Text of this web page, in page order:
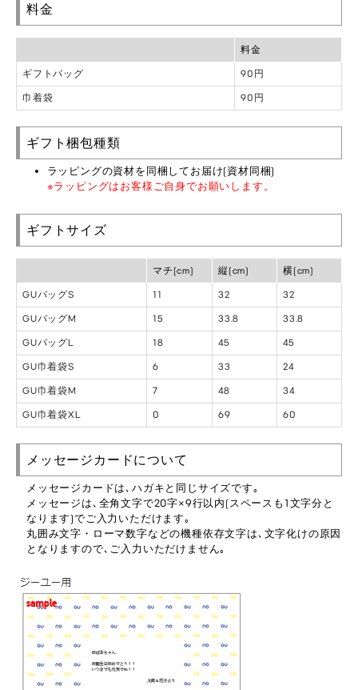
料金
料金
ギフトバッグ 90円
巾着袋 90円
ギフト梱包種類
ラッピングの資材を同梱してお届け(資材同梱)
※ラッピングはお客様ご自身でお願いします。
ギフトサイズ
マチ(cm) 縦(cm) 横(cm)
GUバッグS 11 32 32
GUバッグM 15 33.8 33.8
GUバッグL 18 45 45
GU巾着袋S 6 33 24
GU巾着袋M 7 48 34
GU巾着袋XL 0 69 60
メッセージカードについて
メッセージカードは､ハガキと同じサイズです｡
メッセージは､全角文字で20字×9行以内(スペースも1文字分と
なります)でご入力いただけます｡
丸囲み文字・ローマ数字などの機種依存文字は､文字化けの原因
となりますので､ご入力いただけません｡